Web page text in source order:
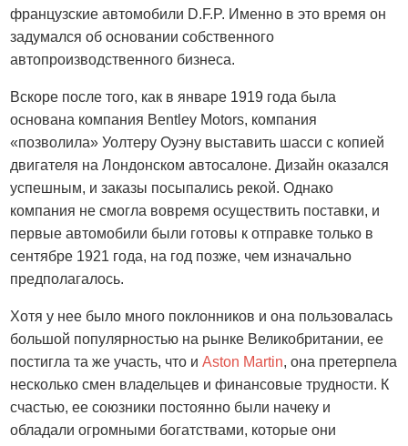
французские автомобили D.F.P. Именно в это время он
задумался об основании собственного
автопроизводственного бизнеса.
Вскоре после того, как в январе 1919 года была
основана компания Bentley Motors, компания
«позволила» Уолтеру Оуэну выставить шасси с копией
двигателя на Лондонском автосалоне. Дизайн оказался
успешным, и заказы посыпались рекой. Однако
компания не смогла вовремя осуществить поставки, и
первые автомобили были готовы к отправке только в
сентябре 1921 года, на год позже, чем изначально
предполагалось.
Хотя у нее было много поклонников и она пользовалась
большой популярностью на рынке Великобритании, ее
постигла та же участь, что иAston Martin, она претерпела
несколько смен владельцев и финансовые трудности. К
счастью, ее союзники постоянно были начеку и
обладали огромными богатствами, которые они